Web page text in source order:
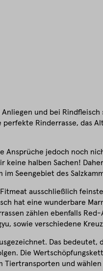
und bei Rindfleisch
perfekte Rinderrasse, das
Ansprüche jedoch noch
keine halben Sachen!
im Seengebiet des
ausschließlich
hat eine wunderbare
zählen ebenfalls
sowie verschiedene
Das
Die
Tiertransporten und